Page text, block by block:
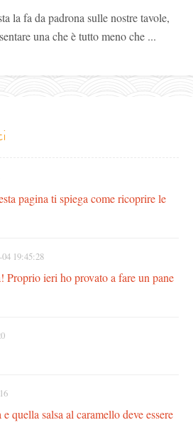
la fa da padrona sulle nostre tavole,
una che è tutto meno che ...
pagina ti spiega come ricoprire le
04 19:45:28
Proprio ieri ho provato a fare un pane
quella salsa al caramello deve essere